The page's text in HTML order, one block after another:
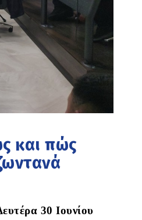
και πώς
30 Ιουνίου